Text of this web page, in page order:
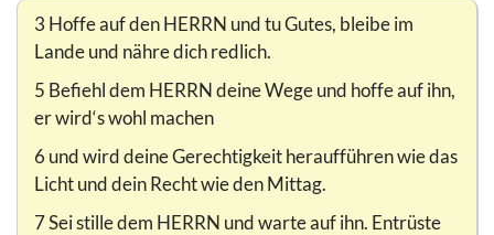
3 Hoffe auf den HERRN und tu Gutes, bleibe im
Lande und nähre dich redlich.
5 Befiehl dem HERRN deine Wege und hoffe auf ihn,
er wird‘s wohl machen
6 und wird deine Gerechtigkeit heraufführen wie das
Licht und dein Recht wie den Mittag.
7 Sei stille dem HERRN und warte auf ihn. Entrüste